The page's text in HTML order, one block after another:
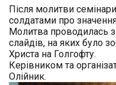
Після молитви
солдатами про
Молитва проводилась
слайдів, на яких було
Христа на Голгофту.
Керівником та
Олійник.